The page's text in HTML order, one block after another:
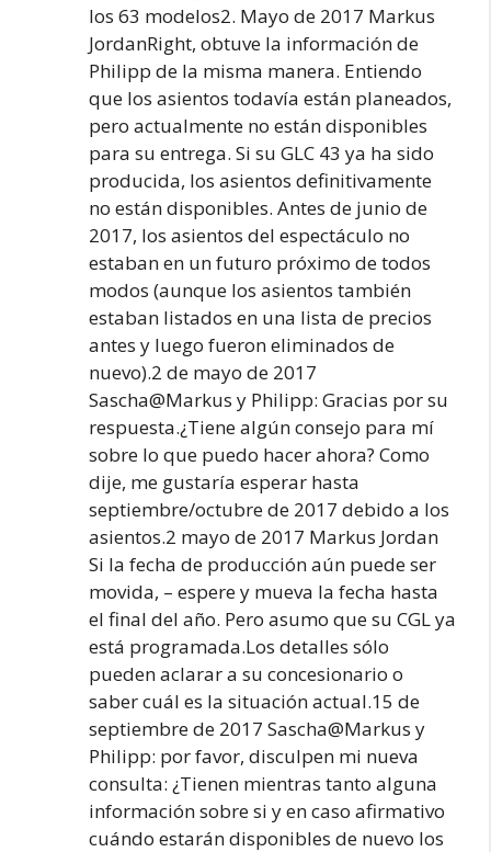
los 63 modelos2. Mayo de 2017 Markus
JordanRight, obtuve la información de
Philipp de la misma manera. Entiendo
que los asientos todavía están planeados,
pero actualmente no están disponibles
para su entrega. Si su GLC 43 ya ha sido
producida, los asientos definitivamente
no están disponibles. Antes de junio de
2017, los asientos del espectáculo no
estaban en un futuro próximo de todos
modos (aunque los asientos también
estaban listados en una lista de precios
antes y luego fueron eliminados de
nuevo).2 de mayo de 2017
Sascha@Markus y Philipp: Gracias por su
respuesta.¿Tiene algún consejo para mí
sobre lo que puedo hacer ahora? Como
dije, me gustaría esperar hasta
septiembre/octubre de 2017 debido a los
asientos.2 mayo de 2017 Markus Jordan
Si la fecha de producción aún puede ser
movida, – espere y mueva la fecha hasta
el final del año. Pero asumo que su CGL ya
está programada.Los detalles sólo
pueden aclarar a su concesionario o
saber cuál es la situación actual.15 de
septiembre de 2017 Sascha@Markus y
Philipp: por favor, disculpen mi nueva
consulta: ¿Tienen mientras tanto alguna
información sobre si y en caso afirmativo
cuándo estarán disponibles de nuevo los